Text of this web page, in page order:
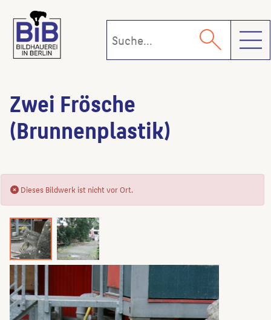
Zwei Frösche
(Brunnenplastik)
Dieses Bildwerk ist nicht vor Ort.